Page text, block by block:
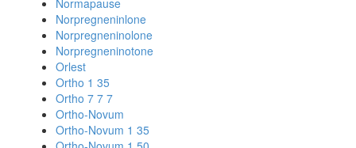
Normapause
Norpregneninlone
Norpregneninolone
Norpregneninotone
Orlest
Ortho 1 35
Ortho 7 7 7
Ortho-Novum
Ortho-Novum 1 35